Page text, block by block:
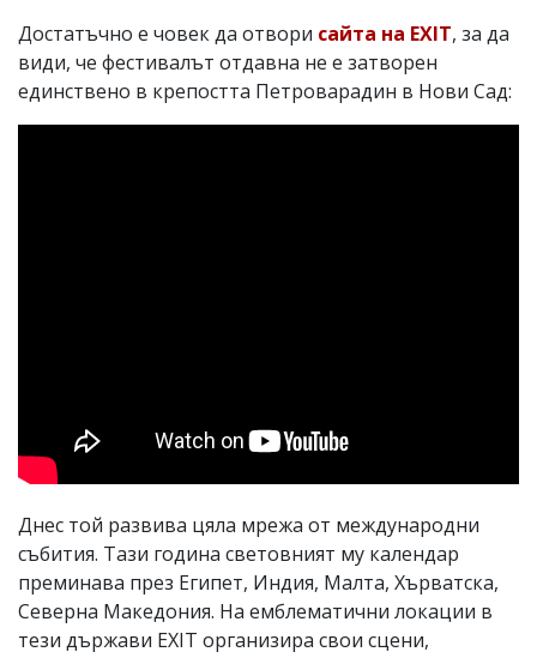
Достатъчно е човек да отвори сайта на EXIT, за да
види, че фестивалът отдавна не е затворен
единствено в крепостта Петроварадин в Нови Сад:
Днес той развива цяла мрежа от международни
събития. Тази година световният му календар
преминава през Египет, Индия, Малта, Хърватска,
Северна Македония. На емблематични локации в
тези държави EXIT организира свои сцени,